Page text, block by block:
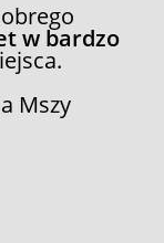
w bardzo
Mszy